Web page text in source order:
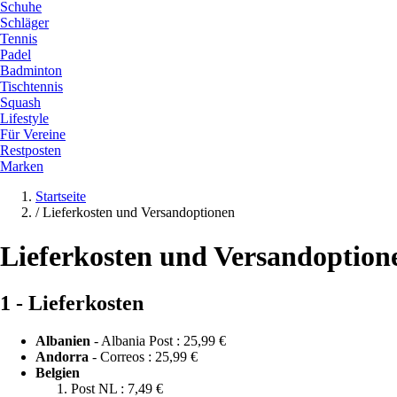
Schuhe
Schläger
Tennis
Padel
Badminton
Tischtennis
Squash
Lifestyle
Für Vereine
Restposten
Marken
Startseite
/ Lieferkosten und Versandoptionen
Lieferkosten und
1 - Lieferkosten
Albanien - Albania Post : 25,99 €
Andorra - Correos : 25,99 €
Belgien
Post NL : 7,49 €